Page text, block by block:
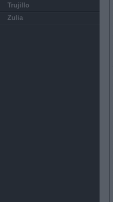
Trujillo
Zulia